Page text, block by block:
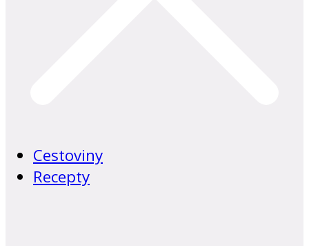
Cestoviny
Recepty